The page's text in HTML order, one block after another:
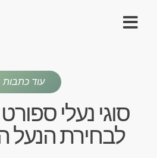
עוד כתבות
סוגי נעלי
לבחירת הנעל